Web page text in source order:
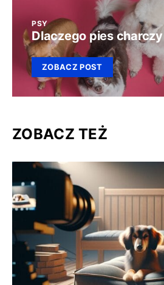
PSY
Dlaczego pies
ZOBACZ POST
ZOBACZ TEŻ